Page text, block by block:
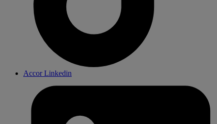
Accor Linkedin